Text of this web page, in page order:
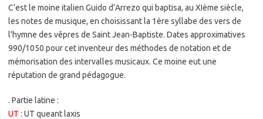
C’est le moine italien Guido d’Arrezo qui baptisa, au XIème siècle,
les notes de musique, en choisissant la 1ère syllabe des vers de
l’hymne des vêpres de Saint Jean-Baptiste. Dates approximatives
990/1050 pour cet inventeur des méthodes de notation et de
mémorisation des intervalles musicaux. Ce moine eut une
réputation de grand pédagogue.
. Partie latine :
UT : UT queant laxis